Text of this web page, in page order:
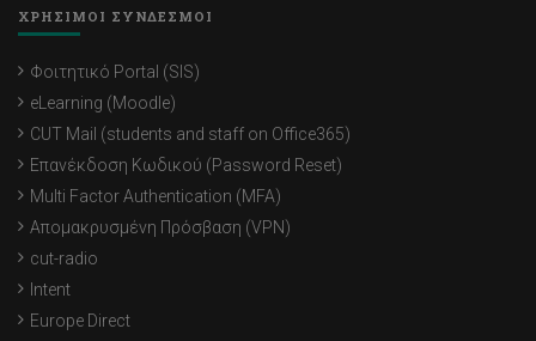
ΧΡΗΣΙΜΟΙ ΣΥΝΔΕΣΜΟΙ
Φοιτητικό Portal (SIS)
eLearning (Moodle)
CUT Mail (students and staff on Office365)
Επανέκδοση Κωδικού (Password Reset)
Multi Factor Authentication (MFA)
Απομακρυσμένη Πρόσβαση (VPN)
cut-radio
Intent
Europe Direct